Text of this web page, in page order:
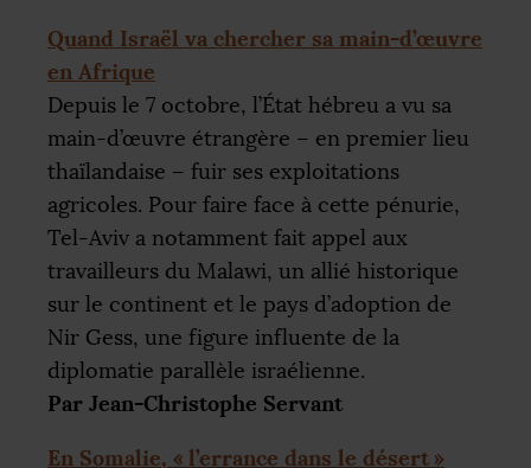
Quand Israël va chercher sa main-d’œuvre
en Afrique
Depuis le 7 octobre, l’État hébreu a vu sa
main-d’œuvre étrangère – en premier lieu
thaïlandaise – fuir ses exploitations
agricoles. Pour faire face à cette pénurie,
Tel-Aviv a notamment fait appel aux
travailleurs du Malawi, un allié historique
sur le continent et le pays d’adoption de
Nir Gess, une figure influente de la
diplomatie parallèle israélienne.
Par Jean-Christophe Servant
En Somalie, « l’errance dans le désert »